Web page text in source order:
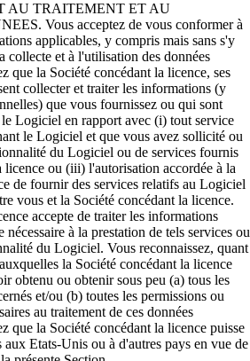
TRAITEMENT ET AU
Vous acceptez de vous conformer à
applicables, y compris mais sans s'y
collecte et à l'utilisation des données
que la Société concédant la licence, ses
collecter et traiter les informations (y
que vous fournissez ou qui sont
le Logiciel en rapport avec (i) tout service
le Logiciel et que vous avez sollicité ou
du Logiciel ou de services fournis
licence ou (iii) l'autorisation accordée à la
de fournir des services relatifs au Logiciel
vous et la Société concédant la licence.
accepte de traiter les informations
nécessaire à la prestation de tels services ou
du Logiciel. Vous reconnaissez, quant
la Société concédant la licence
obtenu ou obtenir sous peu (a) tous les
et/ou (b) toutes les permissions ou
au traitement de ces données
que la Société concédant la licence puisse
Etats-Unis ou à d'autres pays en vue de